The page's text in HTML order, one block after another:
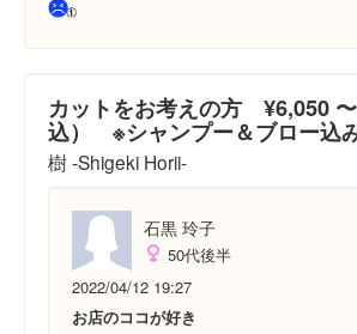
カットをお考えの方 ¥6,050
込） ※シャンプー＆ブロー込
樹 -Shigeki Horii-
石黒 玲子
50代後半
2022/04/12 19:27
お店のココが好き